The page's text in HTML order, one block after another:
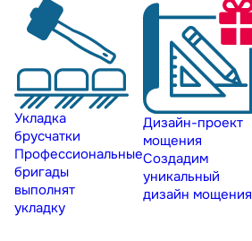
Укладка
брусчатки
Профессиональные
бригады
выполнят
укладку
Дизайн-проект
мощения
Создадим
уникальный
дизайн мощения